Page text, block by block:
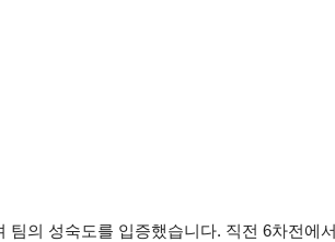
의 성숙도를 입증했습니다. 직전 6차전에서